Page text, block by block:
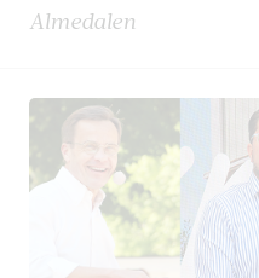
Almedalen